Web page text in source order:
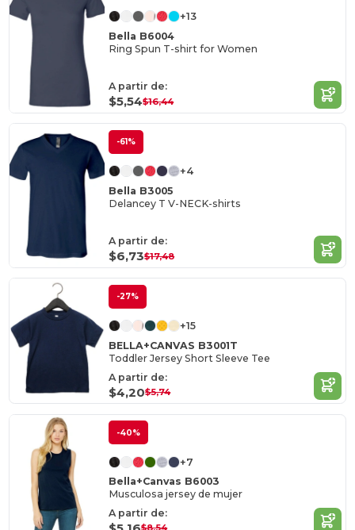
+13
Bella B6004
Ring Spun T-shirt for Women
A partir de:
$5,54$16,44
-61%
+4
Bella B3005
Delancey T V-NECK-shirts
A partir de:
$6,73$17,48
-27%
+15
BELLA+CANVAS B3001T
Toddler Jersey Short Sleeve Tee
A partir de:
$4,20$5,74
-40%
+7
Bella+Canvas B6003
Musculosa jersey de mujer
A partir de: